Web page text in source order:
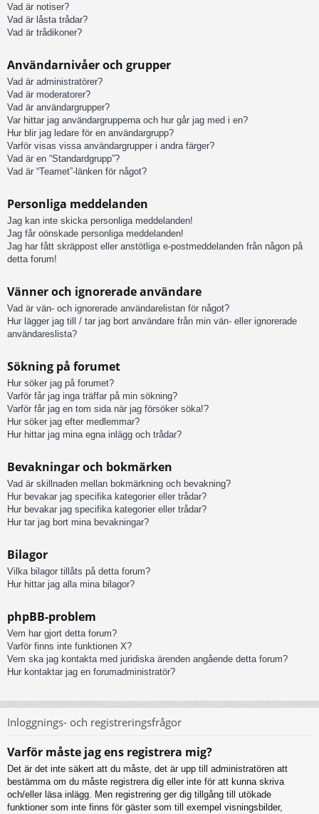
Vad är notiser?
Vad är låsta trådar?
Vad är trådikoner?
Användarnivåer och grupper
Vad är administratörer?
Vad är moderatorer?
Vad är användargrupper?
Var hittar jag användargrupperna och hur går jag med i en?
Hur blir jag ledare för en användargrupp?
Varför visas vissa användargrupper i andra färger?
Vad är en “Standardgrupp”?
Vad är “Teamet”-länken för något?
Personliga meddelanden
Jag kan inte skicka personliga meddelanden!
Jag får oönskade personliga meddelanden!
Jag har fått skräppost eller anstötliga e-postmeddelanden från någon på
detta forum!
Vänner och ignorerade användare
Vad är vän- och ignorerade användarelistan för något?
Hur lägger jag till / tar jag bort användare från min vän- eller ignorerade
användareslista?
Sökning på forumet
Hur söker jag på forumet?
Varför får jag inga träffar på min sökning?
Varför får jag en tom sida när jag försöker söka!?
Hur söker jag efter medlemmar?
Hur hittar jag mina egna inlägg och trådar?
Bevakningar och bokmärken
Vad är skillnaden mellan bokmärkning och bevakning?
Hur bevakar jag specifika kategorier eller trådar?
Hur bevakar jag specifika kategorier eller trådar?
Hur tar jag bort mina bevakningar?
Bilagor
Vilka bilagor tillåts på detta forum?
Hur hittar jag alla mina bilagor?
phpBB-problem
Vem har gjort detta forum?
Varför finns inte funktionen X?
Vem ska jag kontakta med juridiska ärenden angående detta forum?
Hur kontaktar jag en forumadministratör?
Inloggnings- och registreringsfrågor
Varför måste jag ens registrera mig?
Det är det inte säkert att du måste, det är upp till administratören att
bestämma om du måste registrera dig eller inte för att kunna skriva
och/eller läsa inlägg. Men registrering ger dig tillgång till utökade
funktioner som inte finns för gäster som till exempel visningsbilder,